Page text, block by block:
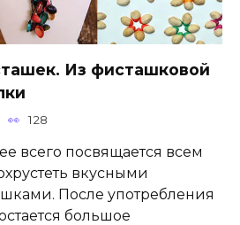
Из фисташковой
128
всего посвящается всем
вкусными
После употребления
большое